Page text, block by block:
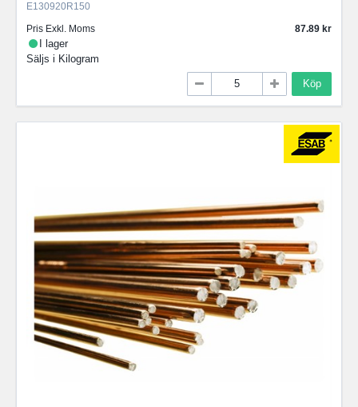
E130920R150
Pris Exkl. Moms
87.89
I lager
Säljs i Kilogram
Köp